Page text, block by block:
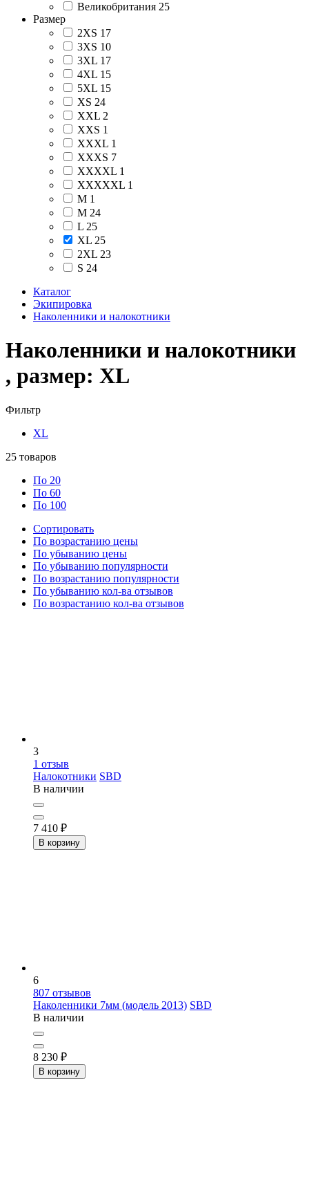
Великобритания 25
Размер
2XS 17
3XS 10
3XL 17
4XL 15
5XL 15
XS 24
XXL 2
XXS 1
XXXL 1
XXXS 7
XXXXL 1
XXXXXL 1
М 1
M 24
L 25
XL 25
2XL 23
S 24
Каталог
Экипировка
Наколенники и налокотники
Наколенники и налокотники
, размер: XL
Фильтр
XL
25 товаров
По 20
По 60
По 100
Сортировать
По возрастанию цены
По убыванию цены
По убыванию популярности
По возрастанию популярности
По убыванию кол-ва отзывов
По возрастанию кол-ва отзывов
3
1 отзыв
Налокотники SBD
В наличии
7 410 ₽
В корзину
6
807 отзывов
Наколенники 7мм (модель 2013) SBD
В наличии
8 230 ₽
В корзину